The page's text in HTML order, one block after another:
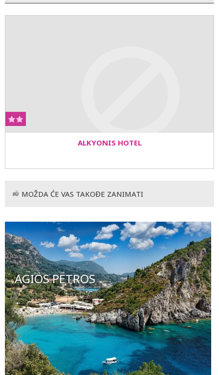
ALKYONIS HOTEL
MOŽDA ĆE VAS TAKOĐE ZANIMATI
AGIOS PETROS